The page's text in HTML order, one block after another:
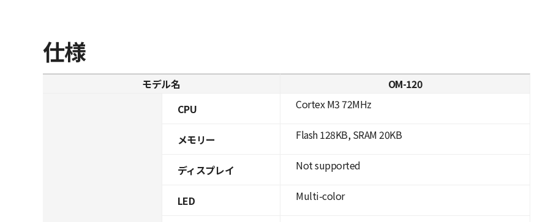
仕様
モデル名
CPU
メモリー
ディスプレイ
LED
OM-120
Cortex M3 72MHz
Flash 128KB, SRAM 20KB
Not supported
Multi-color